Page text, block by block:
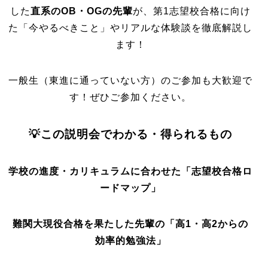
した直系のOB・OGの先輩が、第1志望校合格に向け
た「今やるべきこと」やリアルな体験談を徹底解説し
ます！
一般生（東進に通っていない方）のご参加も大歓迎で
す！ぜひご参加ください。
💡この説明会でわかる・得られるもの
学校の進度・カリキュラムに合わせた「志望校合格ロ
ードマップ」
難関大現役合格を果たした先輩の「高1・高2からの
効率的勉強法」